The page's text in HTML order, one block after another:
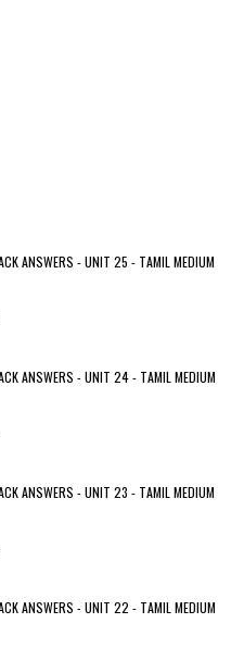
ANSWERS - UNIT 25 - TAMIL MEDIUM
ANSWERS - UNIT 24 - TAMIL MEDIUM
ANSWERS - UNIT 23 - TAMIL MEDIUM
ANSWERS - UNIT 22 - TAMIL MEDIUM